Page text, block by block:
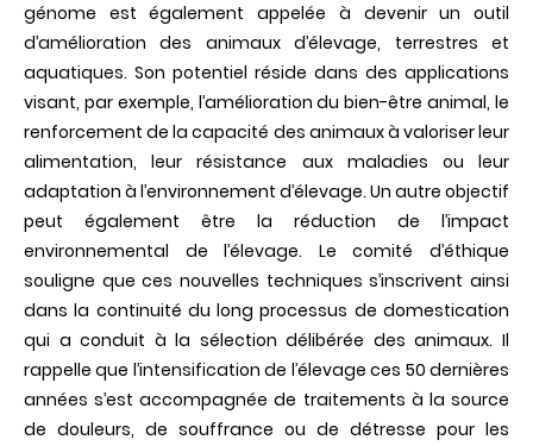
génome est également appelée à devenir un outil
d’amélioration des animaux d’élevage, terrestres et
aquatiques. Son potentiel réside dans des applications
visant, par exemple, l’amélioration du bien-être animal, le
renforcement de la capacité des animaux à valoriser leur
alimentation, leur résistance aux maladies ou leur
adaptation à l’environnement d’élevage. Un autre objectif
peut également être la réduction de l’impact
environnemental de l’élevage. Le comité d’éthique
souligne que ces nouvelles techniques s’inscrivent ainsi
dans la continuité du long processus de domestication
qui a conduit à la sélection délibérée des animaux. Il
rappelle que l’intensification de l’élevage ces 50 dernières
années s’est accompagnée de traitements à la source
de douleurs, de souffrance ou de détresse pour les